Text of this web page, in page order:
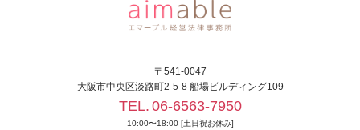
〒541-0047
大阪市中央区淡路町2-5-8 船場ビルディング109
TEL. 06-6563-7950
10:00〜18:00 [土日祝お休み]